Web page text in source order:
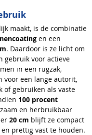
maakt, is de combinatie
en een
. Daardoor is ze licht om
gebruik voor actieve
in een rugzak,
voor een lange autorit,
of gebruiken als vaste
100 procent
en herbruikbaar
20 cm blijft ze compact
prettig vast te houden.